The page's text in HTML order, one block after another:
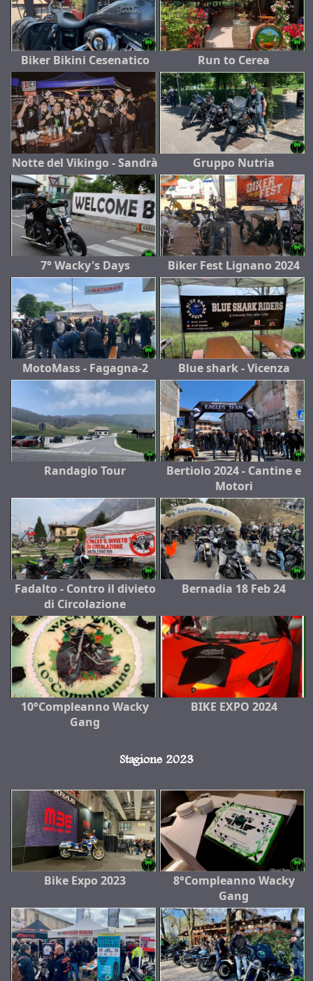
Biker Bikini Cesenatico Run to Cerea
Notte del Vikingo - Sandrà Gruppo Nutria
7° Wacky's Days Biker Fest Lignano 2024
MotoMass - Fagagna-2 Blue shark - Vicenza
Randagio Tour
Bertiolo 2024 - Cantine e
Motori
Fadalto - Contro il divieto
di Circolazione
Bernadia 18 Feb 24
10°Compleanno Wacky
Gang
BIKE EXPO 2024
Stagione 2023
Bike Expo 2023
8°Compleanno Wacky
Gang